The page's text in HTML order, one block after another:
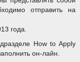
отправить на
года.
How to Apply
он-лайн.